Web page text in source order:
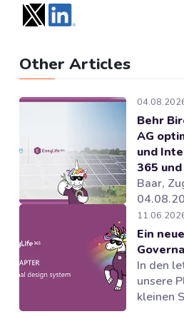
Other Articles
Behr
AG
und
365
Baar,
Anbieter
und
in
Ein
In den
unsere
kleinen